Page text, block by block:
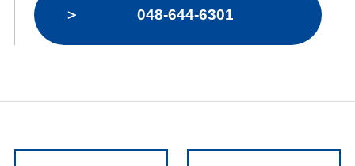
048-644-6301